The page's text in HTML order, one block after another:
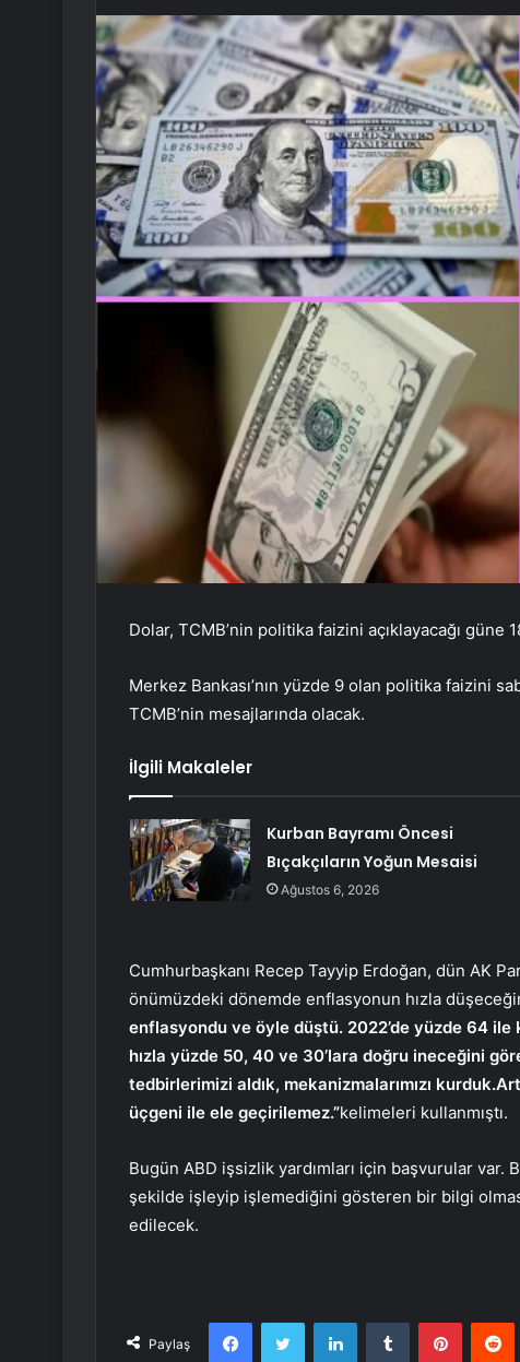
Dolar, TCMB’nin politika faizini açıklayacağı güne
Merkez Bankası’nın yüzde 9 olan politika faizini
TCMB’nin mesajlarında olacak.
İlgili Makaleler
Kurban Bayramı Öncesi
Bıçakçıların Yoğun Mesaisi
Ağustos 6, 2026
Cumhurbaşkanı Recep Tayyip Erdoğan, dün AK
önümüzdeki dönemde enflasyonun hızla
enflasyondu ve öyle düştü. 2022’de yüzde 64 ile
hızla yüzde 50, 40 ve 30’lara doğru ineceğini
tedbirlerimizi aldık, mekanizmalarımızı
üçgeni ile ele geçirilemez.”kelimeleri kullanmıştı.
Bugün ABD işsizlik yardımları için başvurular
şekilde işleyip işlemediğini gösteren bir bilgi
edilecek.
Paylaş
FacebookTwitter LinkedInTumblr Pinterest